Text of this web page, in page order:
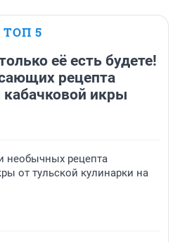
ТОП 5
её есть будете!
рецепта
икры
необычных рецепта
от тульской кулинарки на